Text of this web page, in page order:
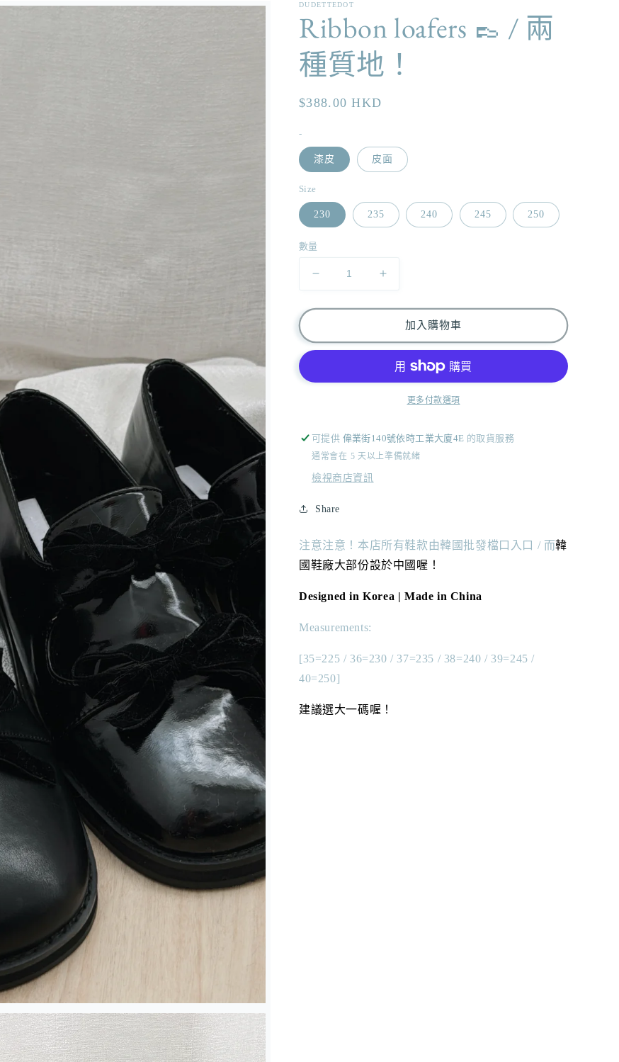
DUDETTEDOT
Ribbon loafers 👞 / 兩
種質地！
定
$388.00 HKD
-
漆皮 皮面
Size
230 235 240 245 250
數量
Ribbon
👞
兩
質
量
減
少
Ribbon
👞
兩
質
量
增
加入購物車
更多付款選項
可提供 偉業街140號依時工業大廈4E 的取貨服務
通常會在 5 天以上準備就緒
檢視商店資訊
Share
注意注意！本店所有鞋款由韓國批發檔口入口 / 而韓
國鞋廠大部份設於中國喔！
Designed in Korea | Made in China
Measurements:
[35=225 / 36=230 / 37=235 / 38=240 / 39=245 /
40=250]
建議選大一碼喔！